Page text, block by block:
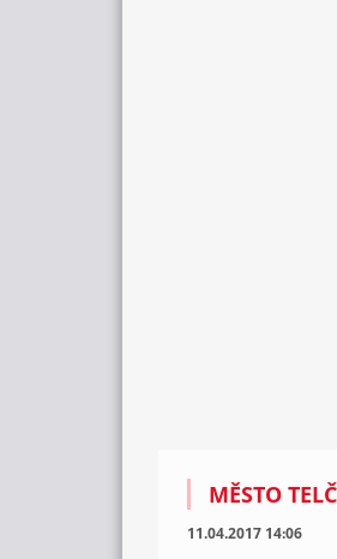
MĚSTO
11.04.2017 14:06